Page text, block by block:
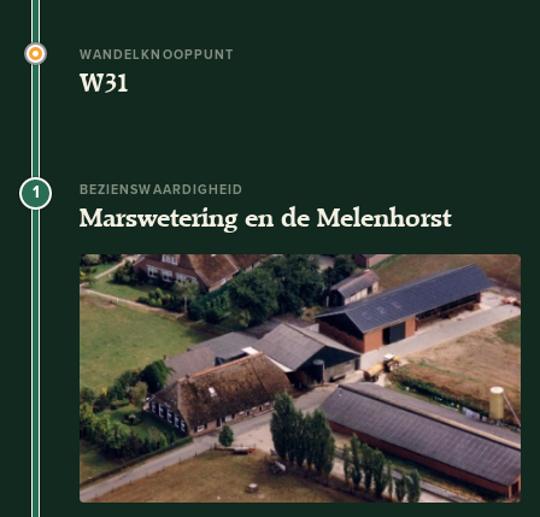
WANDELKNOOPPUNT
W31
1 BEZIENSWAARDIGHEID
Marswetering en de Melenhorst